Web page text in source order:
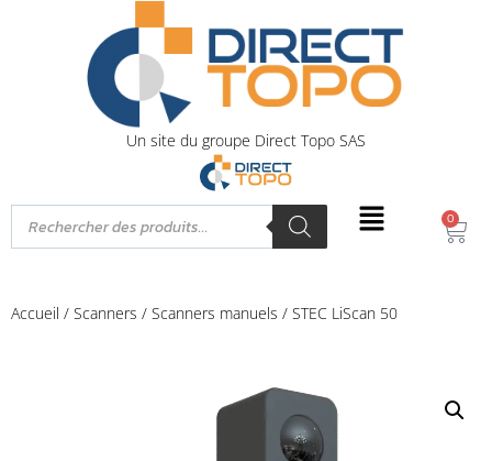
Un site du groupe Direct Topo SAS
0
Accueil / Scanners / Scanners manuels / STEC LiScan 50